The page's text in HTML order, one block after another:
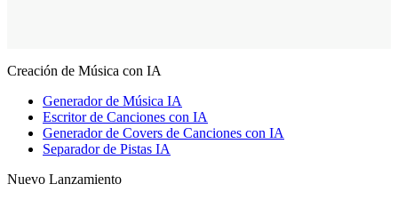
Creación de Música con IA
Generador de Música IA
Escritor de Canciones con IA
Generador de Covers de Canciones con IA
Separador de Pistas IA
Nuevo Lanzamiento